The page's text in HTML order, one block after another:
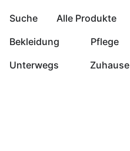
Suche Alle Produkte
Bekleidung
Pflege
Unterwegs
Zuhause